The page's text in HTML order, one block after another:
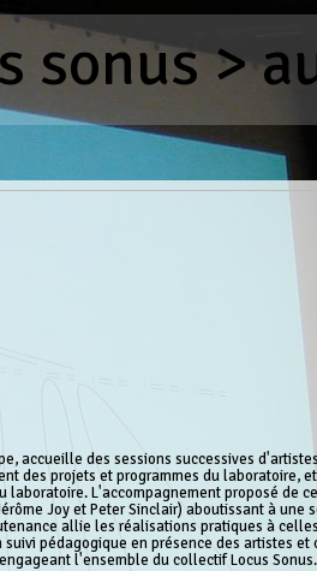
sonus>
accueille des sessions successives
des projets et programmes du laboratoire,
L'accompagnement proposé de
Joy et Peter Sinclair) aboutissant à une
allie les réalisations pratiques à
pédagogique en présence des artistes et
l'ensemble du collectif Locus Sonus.